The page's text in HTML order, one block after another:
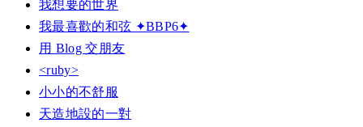
我想要的世界
我最喜歡的和弦 ✦BBP6✦
用 Blog 交朋友
<ruby>
小小的不舒服
天造地設的一對